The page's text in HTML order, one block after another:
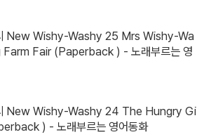
New Wishy-Washy 25 Mrs Wishy-Wa
Fair (Paperback ) - 노래부르는 영
New Wishy-Washy 24 The Hungry Gi
) - 노래부르는 영어동화